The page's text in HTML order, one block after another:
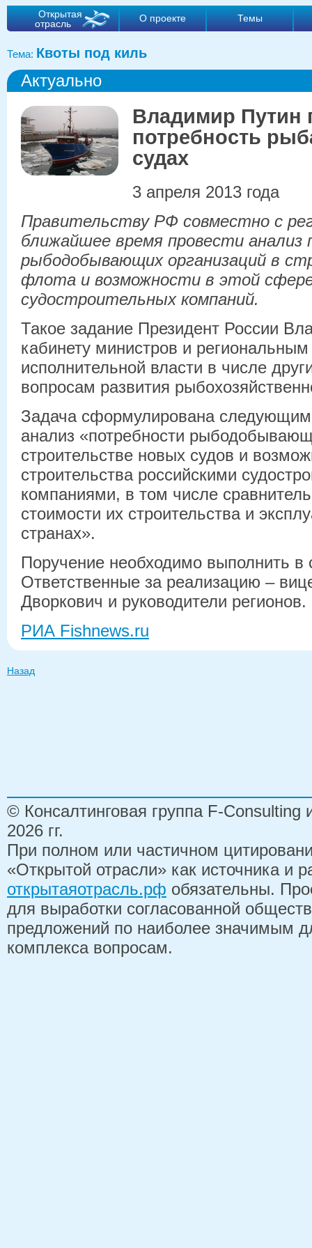
Открытая
отрасль
О проекте Темы
Тема: Квоты под киль
Актуально
Владимир Путин
потребность
судах
3 апреля 2013 года
Правительству РФ совместно с
ближайшее время провести анализ
рыбодобывающих организаций в
флота и возможности в этой сфере
судостроительных компаний.
Такое задание Президент России
кабинету министров и
исполнительной власти в числе
вопросам развития
Задача сформулирована
анализ «потребности
строительстве новых судов и
строительства российскими
компаниями, в том числе
стоимости их строительства и
странах».
Поручение необходимо выполнить в
Ответственные за реализацию –
Дворкович и руководители регионов.
РИА Fishnews.ru
Назад
© Консалтинговая группа F-
2026 гг.
При полном или частичном
«Открытой отрасли» как источника и
открытаяотрасль.рф обязательны.
для выработки согласованной
предложений по наиболее значимым
комплекса вопросам.